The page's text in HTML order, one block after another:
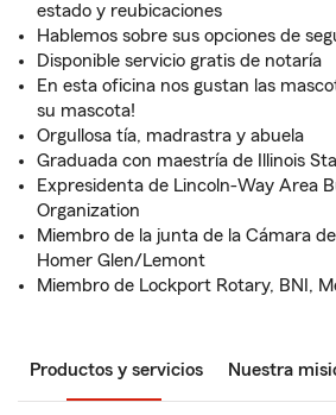
estado y reubicaciones
Hablemos sobre sus opciones de
Disponible servicio gratis de notaría
En esta oficina nos gustan las
su mascota!
Orgullosa tía, madrastra y abuela
Graduada con maestría de Illinois
Expresidenta de Lincoln-Way Area
Organization
Miembro de la junta de la Cámara
Homer Glen/Lemont
Miembro de Lockport Rotary, BNI,
Productos y servicios Nuestra